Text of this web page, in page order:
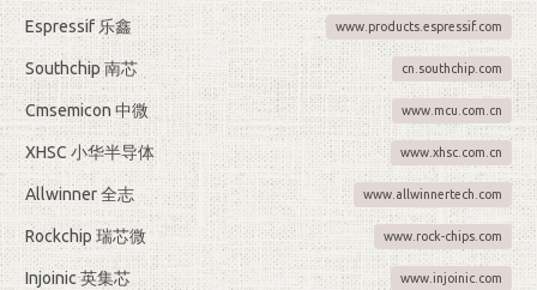
Espressif 乐鑫 www.products.espressif.com
Southchip 南芯 cn.southchip.com
Cmsemicon 中微 www.mcu.com.cn
XHSC 小华半导体 www.xhsc.com.cn
Allwinner 全志 www.allwinnertech.com
Rockchip 瑞芯微 www.rock-chips.com
Injoinic 英集芯 www.injoinic.com